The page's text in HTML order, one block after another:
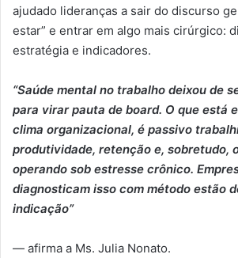
ajudado lideranças a sair do discurso
estar” e entrar em algo mais cirúrgico:
estratégia e indicadores.
“Saúde mental no trabalho deixou de
para virar pauta de board. O que está
clima organizacional, é passivo
produtividade, retenção e, sobretudo,
operando sob estresse crônico.
diagnosticam isso com método estão
indicação”
— afirma a Ms. Julia Nonato.